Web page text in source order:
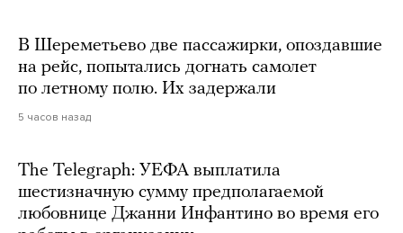
В Шереметьево две пассажирки, опоздавшие
на рейс, попытались догнать самолет
по летному полю. Их задержали
5 часов назад
The Telegraph: УЕФА выплатила
шестизначную сумму предполагаемой
любовнице Джанни Инфантино во время его